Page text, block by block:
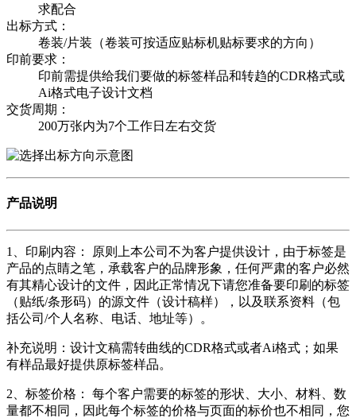
求配合
出标方式：
卷装/片装（卷装可按适应贴标机贴标要求的方向）
印前要求：
印前需提供给我们要做的标签样品和转趋的CDR格式或
Ai格式电子设计文档
交货周期：
200万张内为7个工作日左右交货
产品说明
1、印刷内容： 原则上本公司不为客户提供设计，由于标签是
产品的点睛之笔，承载客户的品牌形象，任何严肃的客户必然
有其精心设计的文件，因此正常情况下请您准备要印刷的标签
（贴纸/条形码）的源文件（设计稿样），以及联系资料（包
括公司/个人名称、电话、地址等）。
补充说明：设计文稿需转曲线的CDR格式或者Ai格式；如果
有样品最好提供原标签样品。
2、标签价格： 每个客户需要的标签的形状、大小、材料、数
量都不相同，因此每个标签的价格与页面的标价也不相同，您